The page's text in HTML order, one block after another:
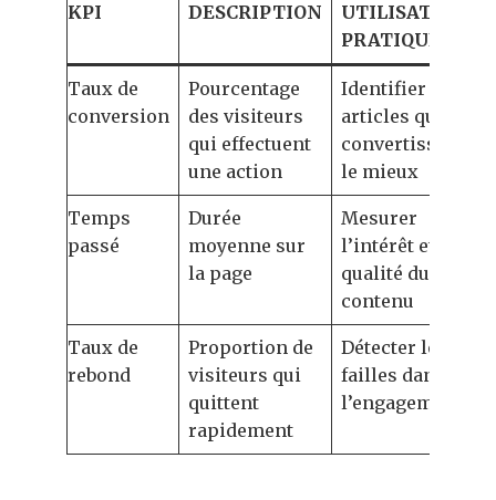
KPI DESCRIPTION
UTILISATION
PRATIQUE
Taux de
conversion
Pourcentage
des visiteurs
qui effectuent
une action
Identifier les
articles qui
convertissent
le mieux
Temps
passé
Durée
moyenne sur
la page
Mesurer
l’intérêt et la
qualité du
contenu
Taux de
rebond
Proportion de
visiteurs qui
quittent
rapidement
Détecter les
failles dans
l’engagement